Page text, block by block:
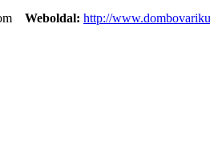
Weboldal: http://